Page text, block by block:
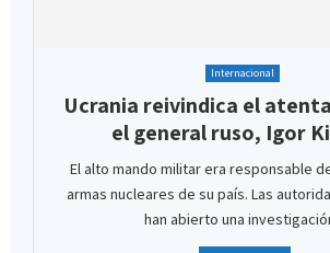
Internacional
Ucrania reivindica el
el general ruso, Igor
El alto mando militar era responsable
armas nucleares de su país. Las
han abierto una